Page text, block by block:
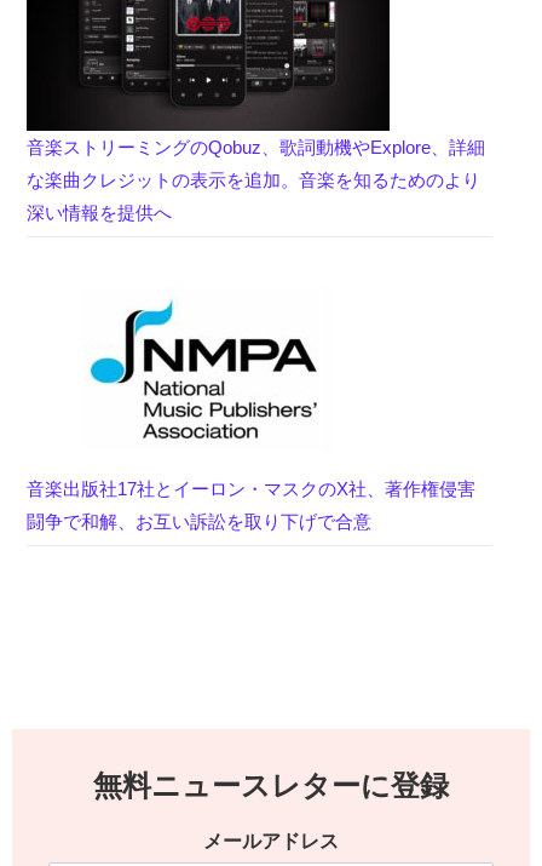
音楽ストリーミングのQobuz、歌詞動機やExplore、詳細
な楽曲クレジットの表示を追加。音楽を知るためのより
深い情報を提供へ
音楽出版社17社とイーロン・マスクのX社、著作権侵害
闘争で和解、お互い訴訟を取り下げで合意
無料ニュースレターに登録
メールアドレス